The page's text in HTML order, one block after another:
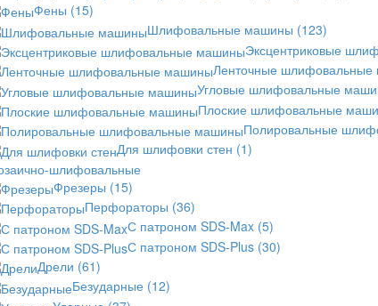
Фены (15)
Шлифовальные машины (123)
Эксцентриковые
Ленточные
Угловые шлифовальные
Плоские шлифовальные
Полировальные
Для шлифовки стен (1)
шлифовальные
Фрезеры (15)
Перфораторы (36)
С патроном SDS-Max (5)
С патроном SDS-Plus (30)
Дрели (61)
Безударные (12)